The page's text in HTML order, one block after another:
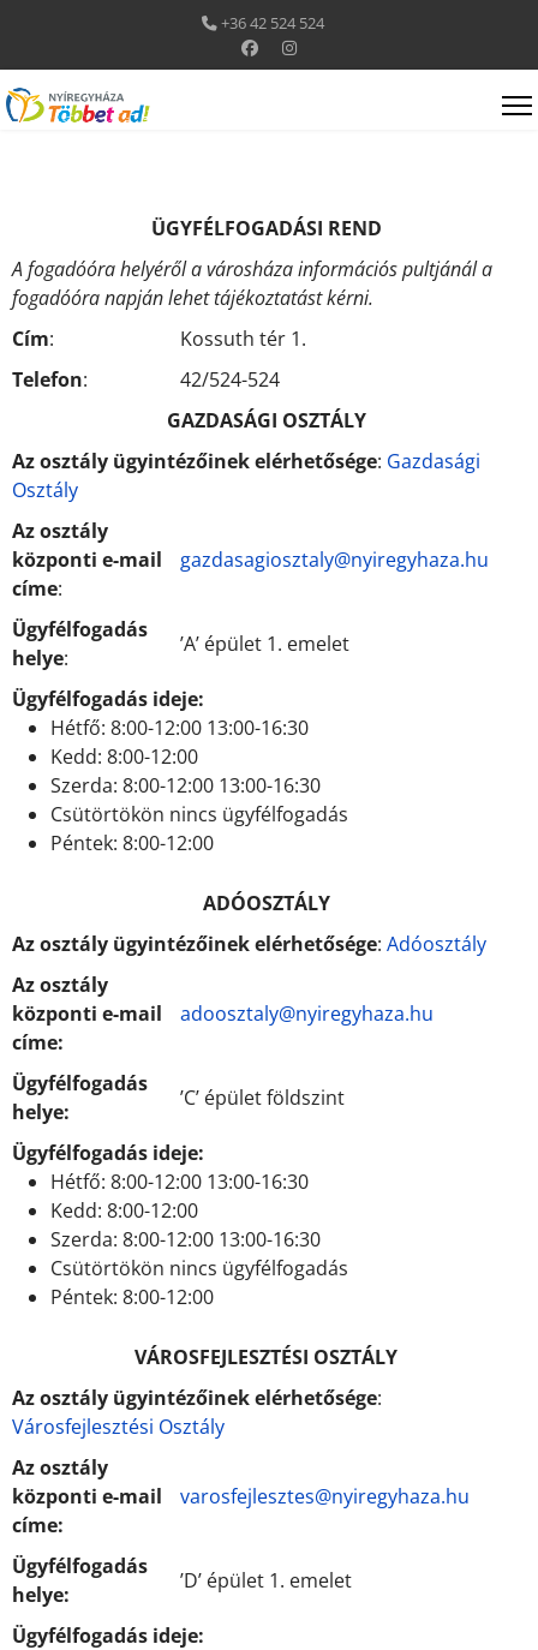
+36 42 524 524
ÜGYFÉLFOGADÁSI REND
A fogadóóra helyéről a városháza információs pultjánál a
fogadóóra napján lehet tájékoztatást kérni.
Cím:
Kossuth tér 1.
Telefon:
42/524-524
GAZDASÁGI OSZTÁLY
Az osztály ügyintézőinek elérhetősége: Gazdasági
Osztály
Az osztály
központi e-mail
címe:
gazdasagiosztaly@nyiregyhaza.hu
Ügyfélfogadás
helye:
’A’ épület 1. emelet
Ügyfélfogadás ideje:
Hétfő: 8:00-12:00 13:00-16:30
Kedd: 8:00-12:00
Szerda: 8:00-12:00 13:00-16:30
Csütörtökön nincs ügyfélfogadás
Péntek: 8:00-12:00
ADÓOSZTÁLY
Az osztály ügyintézőinek elérhetősége: Adóosztály
Az osztály
központi e-mail
címe:
adoosztaly@nyiregyhaza.hu
Ügyfélfogadás
helye:
’C’ épület földszint
Ügyfélfogadás ideje:
Hétfő: 8:00-12:00 13:00-16:30
Kedd: 8:00-12:00
Szerda: 8:00-12:00 13:00-16:30
Csütörtökön nincs ügyfélfogadás
Péntek: 8:00-12:00
VÁROSFEJLESZTÉSI OSZTÁLY
Az osztály ügyintézőinek elérhetősége:
Városfejlesztési Osztály
Az osztály
központi e-mail
címe:
varosfejlesztes@nyiregyhaza.hu
Ügyfélfogadás
helye:
’D’ épület 1. emelet
Ügyfélfogadás ideje: